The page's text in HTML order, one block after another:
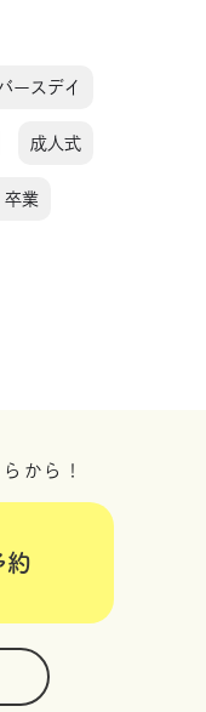
ースデイ
成人式
卒業
から！